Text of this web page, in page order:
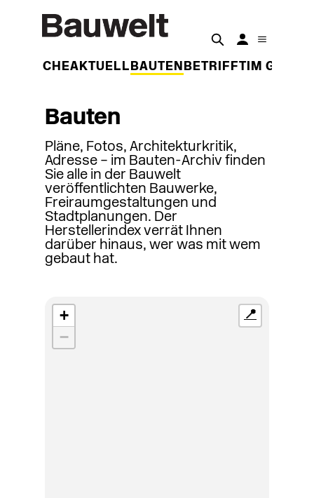
WOCHEAKTUELL BAUTEN BETRIFFT IM
Bauten
Pläne, Fotos, Architekturkritik,
Adresse – im Bauten-Archiv finden
Sie alle in der Bauwelt
veröffentlichten Bauwerke,
Freiraumgestaltungen und
Stadtplanungen. Der
Herstellerindex verrät Ihnen
darüber hinaus, wer was mit wem
gebaut hat.
+
−
📍